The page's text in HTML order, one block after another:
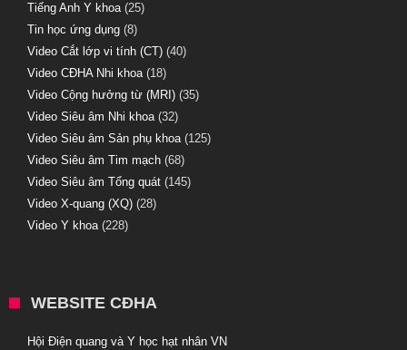
Tiếng Anh Y khoa(25)
Tin học ứng dụng (8)
Video Cắt lớp vi tính (CT) (40)
Video CĐHA Nhi khoa(18)
Video Cộng hưởng từ (MRI) (35)
Video Siêu âm Nhi khoa(32)
Video Siêu âm Sản phụ khoa(125)
Video Siêu âm Tim mạch (68)
Video Siêu âm Tổng quát (145)
Video X-quang (XQ) (28)
Video Y khoa(228)
WEBSITE CĐHA
Hội Điện quang và Y học hạt nhân VN